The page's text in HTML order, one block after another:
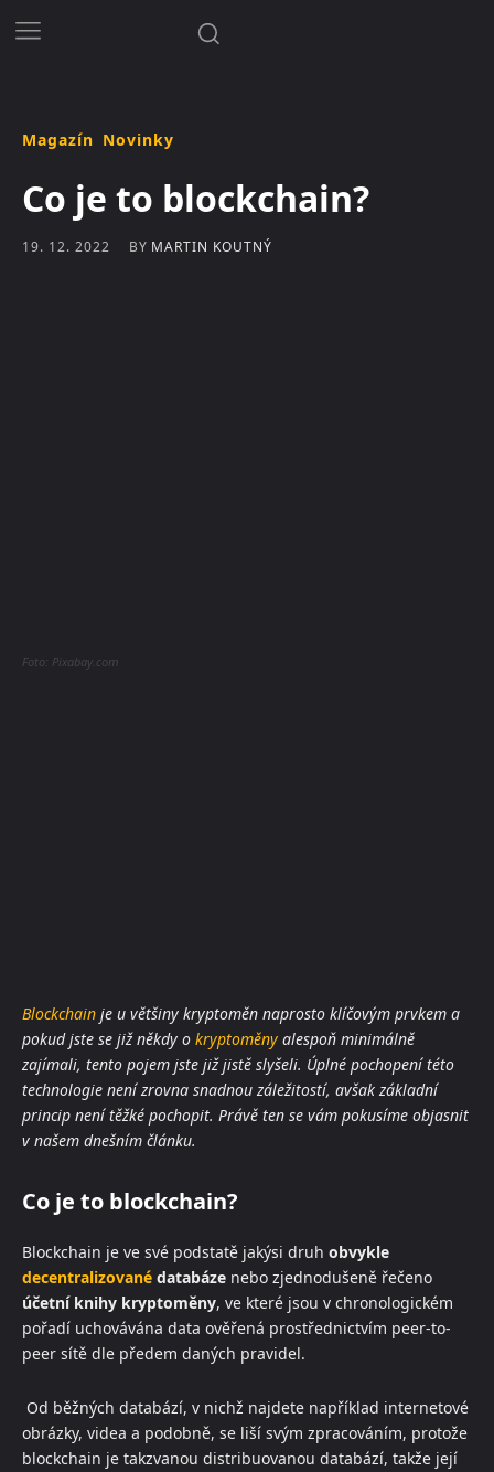
Magazín Novinky
Co je to blockchain?
19. 12. 2022 BY MARTIN KOUTNÝ
Foto: Pixabay.com
Blockchain je u většiny kryptoměn naprosto klíčovým prvkem a
pokud jste se již někdy o kryptoměny alespoň minimálně
zajímali, tento pojem jste již jistě slyšeli. Úplné pochopení této
technologie není zrovna snadnou záležitostí, avšak základní
princip není těžké pochopit. Právě ten se vám pokusíme objasnit
v našem dnešním článku.
Co je to blockchain?
Blockchain je ve své podstatě jakýsi druh obvykle
decentralizované databáze nebo zjednodušeně řečeno
účetní knihy kryptoměny, ve které jsou v chronologickém
pořadí uchovávána data ověřená prostřednictvím peer-to-
peer sítě dle předem daných pravidel.
Od běžných databází, v nichž najdete například internetové
obrázky, videa a podobně, se liší svým zpracováním, protože
blockchain je takzvanou distribuovanou databází, takže její